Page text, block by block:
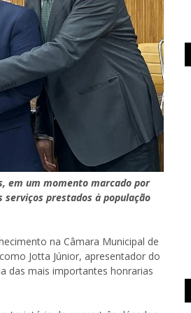
em um momento marcado por
prestados à população
na Câmara Municipal de
Jotta Júnior, apresentador do
das mais importantes honrarias